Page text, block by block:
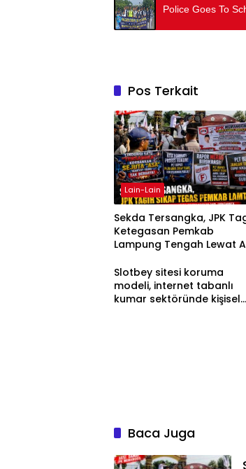
Police Goes To
Pos Terkait
Lain-Lain
Sekda Tersangka, JPK
Ketegasan Pemkab
Lampung Tengah Lewat
Slotbey sitesi koruma
modeli, internet tabanlı
kumar sektöründe kişisel
Baca Juga